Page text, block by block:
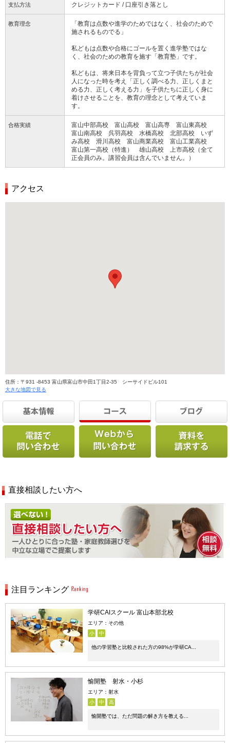
支払方法 クレジットカード / 口座引き落とし
教育理念
「教育は点数や進学のためではなく、社会のためで
施されるものでる」
私どもは点数や合格にゴールを置く進学塾ではな
く、社会のための教育を施す「教育塾」です。
私どもは、将来日本を背負って立つ子供たちが社会
人になった時を考え「正しく調べる力、正しくまと
める力、正しく考える力」を子供たちに正しく身に
着けさせることを、教育の理念として考えていま
す。
合格実績
富山中部高校 富山高校 富山高専 富山東高校
富山南高校 呉羽高校 水橋高校 北部高校 いず
み高校 滑川高校 富山商業高校 富山工業高校
富山第一高校（特進） 雄山高校 上市高校（全て
正会員のみ。講習会員は含んでいません。）
アクセス
住所：〒931 -8453 富山県富山市中田1丁目2-35 シーサイドビル101
大きな地図で見る
直接相談したい方へ
注目ランキング
学研CAIスクール 富山本部北校
エリア：その他
小
中
他の学習塾と比較された方の98%が学研CA...
愉開塾 射水・小杉
エリア：射水
小
中 高
愉開塾では、ただ問題の解き方を教える...